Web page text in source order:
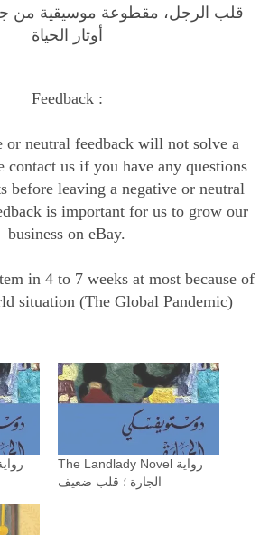
قلب الرجل، مقطوعة موسيقية من
أوتار الحياة
Feedback :
or neutral feedback will not solve a
contact us if you have any questions
before leaving a negative or neutral
is important for us to grow our
business on eBay.
in 4 to 7 weeks at most because of
situation (The Global Pandemic)
The Landlady Novel رواية
الجارة ؛ قلب ضعيف